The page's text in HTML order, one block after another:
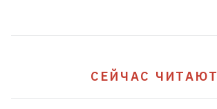
СЕЙЧАС ЧИТАЮТ